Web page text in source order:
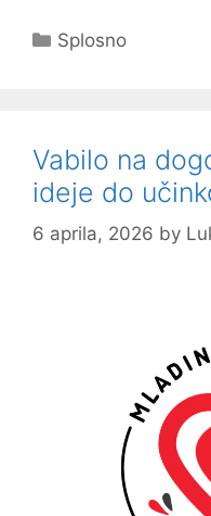
Categories
Splosno
Vabilo na
ideje do
6 aprila, 2026 by